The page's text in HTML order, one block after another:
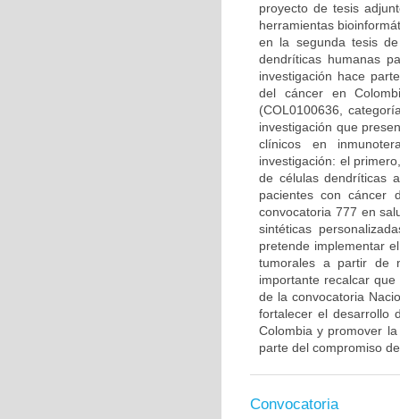
proyecto de tesis
herramientas
en la segunda tesis
dendríticas humanas
investigación hace
del cáncer en
(COL0100636,
investigación que
clínicos en
investigación: el
de células dendríticas
pacientes con cáncer
convocatoria 777 en
sintéticas
pretende implementar
tumorales a partir de
importante recalcar
de la convocatoria
fortalecer el desarrollo
Colombia y promover
parte del compromiso
Convocatoria